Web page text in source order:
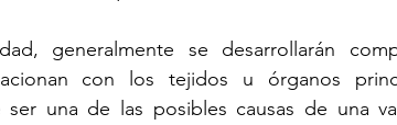
generalmente se desarrollarán
con los tejidos u órganos
una de las posibles causas de una